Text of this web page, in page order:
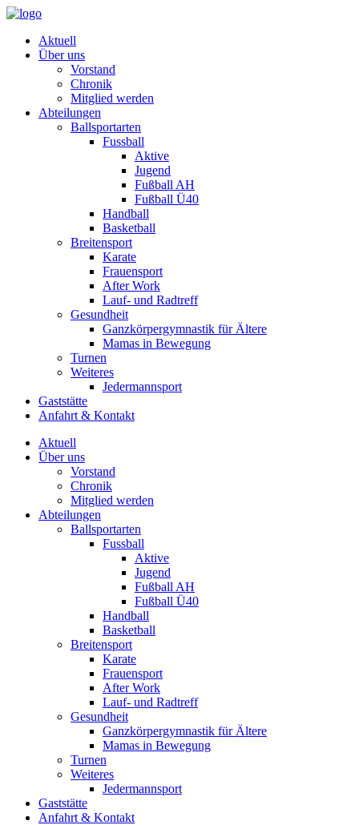
Aktuell
Über uns
Vorstand
Chronik
Mitglied werden
Abteilungen
Ballsportarten
Fussball
Aktive
Jugend
Fußball AH
Fußball Ü40
Handball
Basketball
Breitensport
Karate
Frauensport
After Work
Lauf- und Radtreff
Gesundheit
Ganzkörpergymnastik für Ältere
Mamas in Bewegung
Turnen
Weiteres
Jedermannsport
Gaststätte
Anfahrt & Kontakt
Aktuell
Über uns
Vorstand
Chronik
Mitglied werden
Abteilungen
Ballsportarten
Fussball
Aktive
Jugend
Fußball AH
Fußball Ü40
Handball
Basketball
Breitensport
Karate
Frauensport
After Work
Lauf- und Radtreff
Gesundheit
Ganzkörpergymnastik für Ältere
Mamas in Bewegung
Turnen
Weiteres
Jedermannsport
Gaststätte
Anfahrt & Kontakt